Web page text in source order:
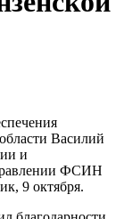
Василий
и
ФСИН
9 октября.